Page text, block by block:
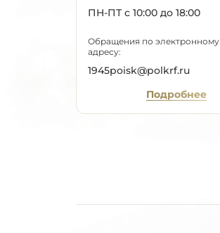
ПН-ПТ с 10:00 до 18:00
Обращения по электронному
адресу:
1945poisk@polkrf.ru
Подробнее